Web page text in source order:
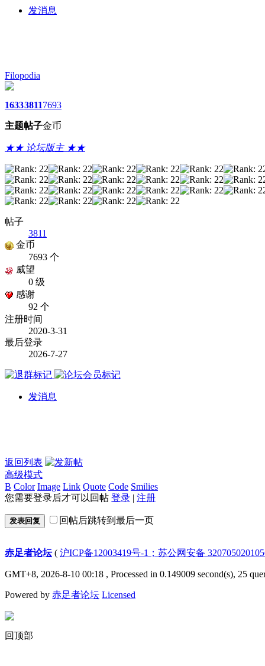
发消息
Filopodia
1633
主题
3811
帖子
7693
金币
★★ 论坛版主 ★★
帖子
3811
金币
7693 个
威望
0 级
感谢
92 个
注册时间
2020-3-31
最后登录
2026-7-27
发消息
返回列表
高级模式
B Color Image Link Quote Code Smilies
您需要登录后才可以回帖 登录 | 注册
发表回复 回帖后跳转到最后一页
赤足者论坛( 沪ICP备12003419号-1；苏公网安备
GMT+8, 2026-8-10 00:18 , Processed in 0.149009 second(s), 25
Powered by 赤足者论坛 Licensed
回顶部